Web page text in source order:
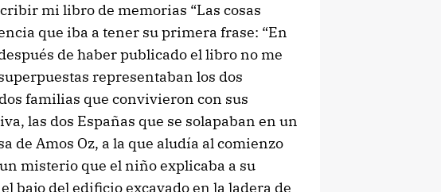
mi libro de memorias “Las cosas
que iba a tener su primera frase: “En
de haber publicado el libro no me
representaban los dos
familias que convivieron con sus
las dos Españas que se solapaban en un
de Amos Oz, a la que aludía al comienzo
misterio que el niño explicaba a su
bajo del edificio excavado en la ladera de